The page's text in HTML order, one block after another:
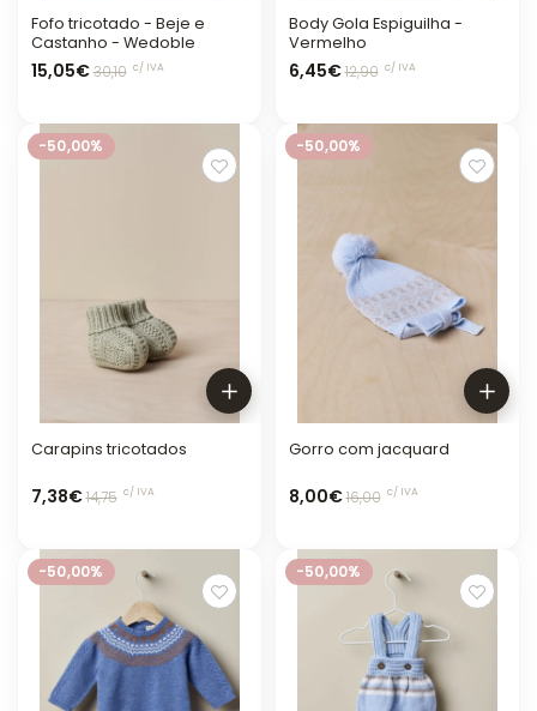
Fofo tricotado - Beje e
Castanho - Wedoble
15,05€30,10 c/ IVA
Body Gola Espiguilha -
Vermelho
6,45€12,90 c/ IVA
-50,00%
Carapins tricotados
7,38€14,75 c/ IVA
-50,00%
Gorro com jacquard
8,00€16,00 c/ IVA
-50,00% -50,00%